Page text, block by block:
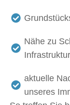
Nähe zu
Infrastruktur
aktuelle
unseres